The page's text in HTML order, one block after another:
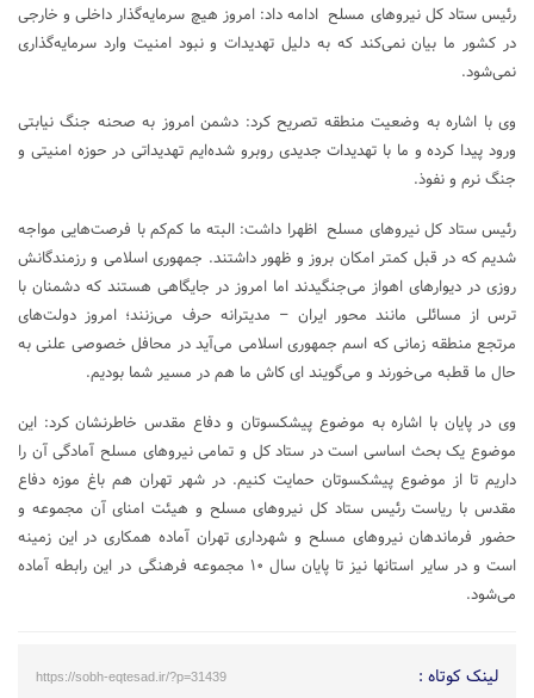
رئیس ستاد کل نیروهای مسلح ادامه داد: امروز هیچ سرمایه‌گذار داخلی و خارجی
در کشور ما بیان نمی‌کند که به دلیل تهدیدات و نبود امنیت وارد سرمایه‌گذاری
نمی‌شود.
وی با اشاره به وضعیت منطقه تصریح کرد: دشمن امروز به صحنه‌ جنگ نیابتی
ورود پیدا کرده و ما با تهدیدات جدیدی روبرو شده‌ایم تهدیداتی در حوزه امنیتی و
جنگ نرم و نفوذ.
رئیس ستاد کل نیروهای مسلح اظهرا داشت: البته ما کم‌کم با فرصت‌هایی مواجه
شدیم که در قبل کمتر امکان بروز و ظهور داشتند. جمهوری اسلامی و رزمندگانش
روزی در دیوارهای اهواز می‌جنگیدند اما امروز در جایگاهی هستند که دشمنان با
ترس از مسائلی مانند محور ایران – مدیترانه حرف می‌زنند؛ امروز دولت‌های
مرتجع منطقه زمانی که اسم جمهوری اسلامی می‌آید در محافل خصوصی علنی به
حال ما قطبه می‌خورند و می‌گویند ای کاش ما هم در مسیر شما بودیم.
وی در پایان با اشاره به موضوع پیشکسوتان و دفاع مقدس خاطرنشان کرد: این
موضوع یک بحث اساسی است در ستاد کل و تمامی نیروهای مسلح آمادگی آن را
داریم تا از موضوع پیشکسوتان حمایت کنیم. در شهر تهران هم باغ موزه دفاع
مقدس با ریاست رئیس ستاد کل نیروهای مسلح و هیئت امنای آن مجموعه و
حضور فرماندهان نیروهای مسلح و شهرداری تهران آماده همکاری در این زمینه
است و در سایر استانها نیز تا پایان سال ۱۰ مجموعه فرهنگی در این رابطه آماده
می‌شود.
لینک کوتاه : https://sobh-eqtesad.ir/?p=31439